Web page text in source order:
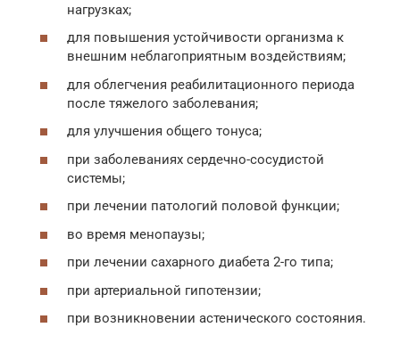
нагрузках;
для повышения устойчивости организма к
внешним неблагоприятным воздействиям;
для облегчения реабилитационного периода
после тяжелого заболевания;
для улучшения общего тонуса;
при заболеваниях сердечно-сосудистой
системы;
при лечении патологий половой функции;
во время менопаузы;
при лечении сахарного диабета 2-го типа;
при артериальной гипотензии;
при возникновении астенического состояния.